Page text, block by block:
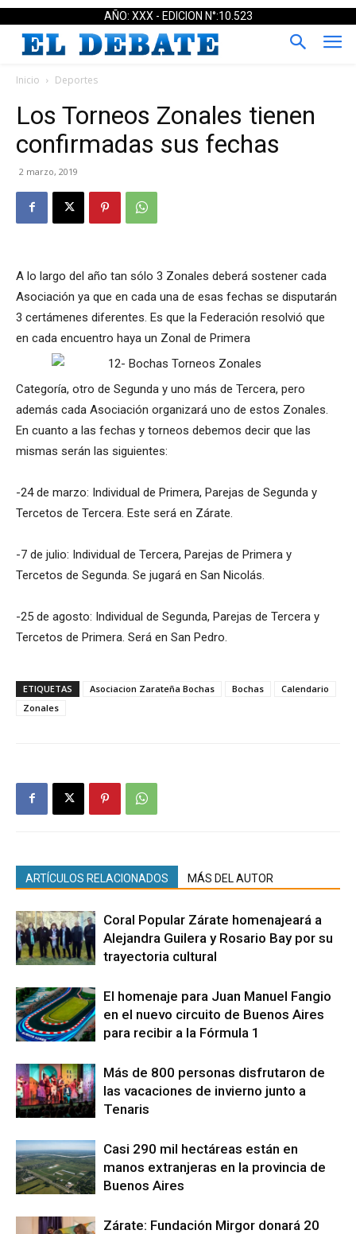
AÑO: XXX - EDICION N°:10.523
Inicio Deportes
Los Torneos Zonales tienen
confirmadas sus fechas
2 marzo, 2019
A lo largo del año tan sólo 3 Zonales deberá sostener cada
Asociación ya que en cada una de esas fechas se disputarán
3 certámenes diferentes. Es que la Federación resolvió que
en cada encuentro haya un Zonal de Primera
Categoría, otro de Segunda y uno más de Tercera, pero
además cada Asociación organizará uno de estos Zonales.
En cuanto a las fechas y torneos debemos decir que las
mismas serán las siguientes:
-24 de marzo: Individual de Primera, Parejas de Segunda y
Tercetos de Tercera. Este será en Zárate.
-7 de julio: Individual de Tercera, Parejas de Primera y
Tercetos de Segunda. Se jugará en San Nicolás.
-25 de agosto: Individual de Segunda, Parejas de Tercera y
Tercetos de Primera. Será en San Pedro.
ETIQUETAS Asociacion Zarateña Bochas Bochas
Calendario
Zonales
ARTÍCULOS RELACIONADOS MÁS DEL AUTOR
Coral Popular Zárate homenajeará a
Alejandra Guilera y Rosario Bay por su
trayectoria cultural
El homenaje para Juan Manuel Fangio
en el nuevo circuito de Buenos Aires
para recibir a la Fórmula 1
Más de 800 personas disfrutaron de
las vacaciones de invierno junto a
Tenaris
Casi 290 mil hectáreas están en
manos extranjeras en la provincia de
Buenos Aires
Zárate: Fundación Mirgor donará 20